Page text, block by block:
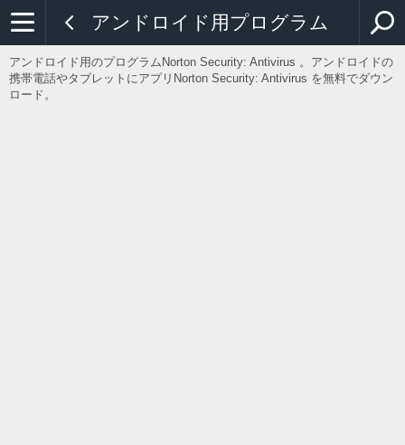
アンドロイド用プログラム
アンドロイド用のプログラムNorton Security: Antivirus 。アンドロイドの
携帯電話やタブレットにアプリNorton Security: Antivirus を無料でダウン
ロード。